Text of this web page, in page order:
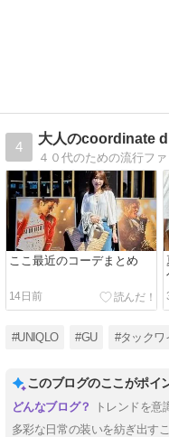
4
大人のcoordinate
ここ最近のコーデまとめ
14日前
#UNIQLO #GU #タックワ
このブログのここがポイ
トレンドを
多彩な日常の装いを紡ぎ出す